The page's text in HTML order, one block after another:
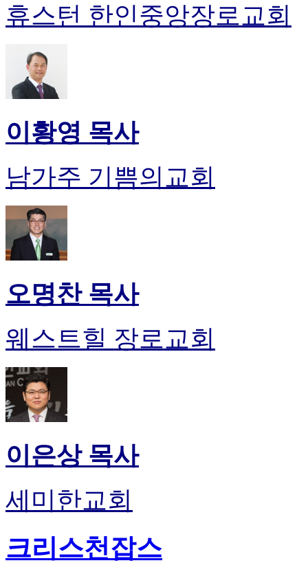
휴스턴 한인중앙장로교회
이황영 목사
남가주 기쁨의교회
오명찬 목사
웨스트힐 장로교회
이은상 목사
세미한교회
크리스천잡스